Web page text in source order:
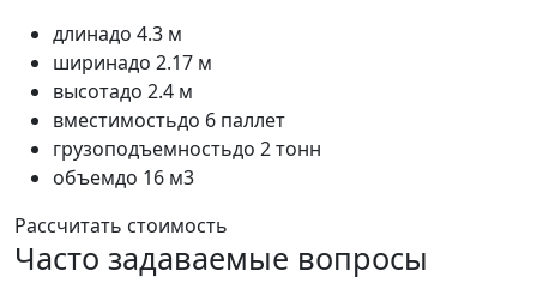
длинадо 4.3 м
ширинадо 2.17 м
высотадо 2.4 м
вместимостьдо 6 паллет
грузоподъемностьдо 2 тонн
объемдо 16 м3
Рассчитать стоимость
Часто задаваемые вопросы